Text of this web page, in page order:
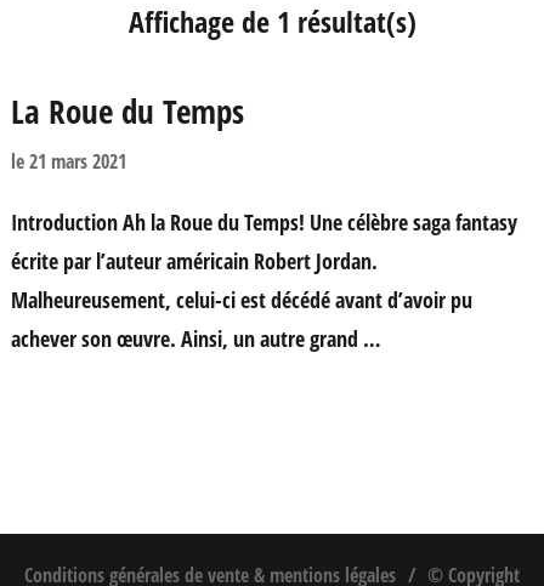
Affichage de 1 résultat(s)
La Roue du Temps
le21 mars 2021
Introduction Ah la Roue du Temps! Une célèbre saga fantasy
écrite par l’auteur américain Robert Jordan.
Malheureusement, celui-ci est décédé avant d’avoir pu
achever son œuvre. Ainsi, un autre grand …
Conditions générales de vente & mentions légales © Copyright